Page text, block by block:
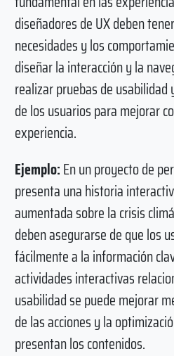
diseñadores de UX deben
necesidades y los
diseñar la interacción y la
realizar pruebas de
de los usuarios para mejorar
experiencia.
Ejemplo:En un proyecto de
presenta una historia
aumentada sobre la crisis
deben asegurarse de que los
fácilmente a la información
actividades interactivas
usabilidad se puede mejorar
de las acciones y la
presentan los contenidos.